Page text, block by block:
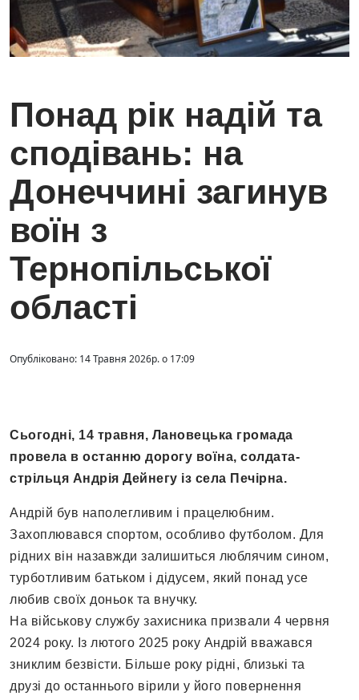
Понад рік надій та
сподівань: на
Донеччині загинув
воїн з
Тернопільської
області
Опубліковано: 14 Травня 2026р. о 17:09
Сьогодні, 14 травня, Лановецька громада
провела в останню дорогу воїна, солдата-
стрільця Андрія Дейнегу із села Печірна.
Андрій був наполегливим і працелюбним.
Захоплювався спортом, особливо футболом. Для
рідних він назавжди залишиться люблячим сином,
турботливим батьком і дідусем, який понад усе
любив своїх доньок та внучку.
На військову службу захисника призвали 4 червня
2024 року. Із лютого 2025 року Андрій вважався
зниклим безвісти. Більше року рідні, близькі та
друзі до останнього вірили у його повернення